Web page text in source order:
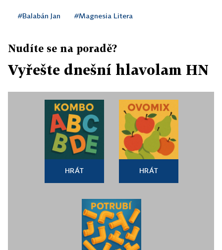
#Balabán Jan #Magnesia Litera
Nudíte se na poradě?
Vyřešte dnešní hlavolam HN
HRÁT HRÁT